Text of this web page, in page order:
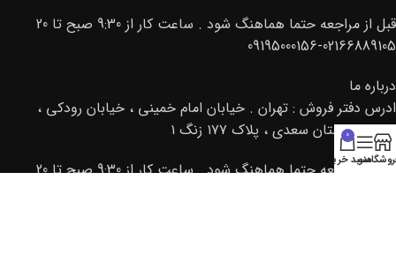
قبل از مراجعه حتما هماهنگ شود . ساعت کار از 9:30 صبح تا 20
02166889105-09195000156
درباره ما
ادرس دفتر فروش : تهران . خیابان امام خمینی ، خیابان رودکی ،
خیابان بوستان سعدی ، پلاک ۱۷۷ زنگ ۱
قبل از مراجعه حتما هماهنگ شود . ساعت کار از 9:30 صبح تا 20
منو
0
سبد خرید